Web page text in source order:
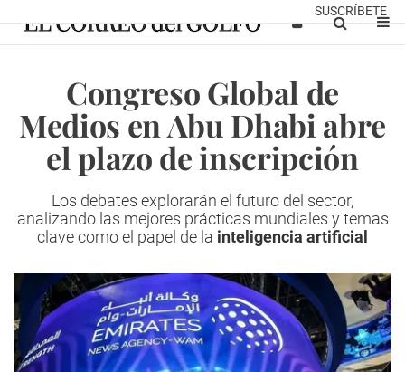
SUSCRÍBETE
Congreso Global de
Medios en Abu Dhabi abre
el plazo de inscripción
Los debates explorarán el futuro del sector,
analizando las mejores prácticas mundiales y temas
clave como el papel de la inteligencia artificial